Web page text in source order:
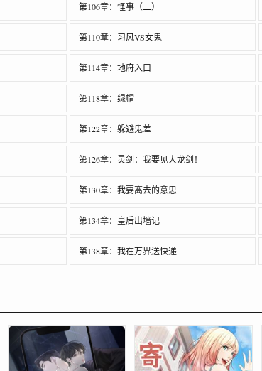
第106章：怪事（二）
第110章：习风VS女鬼
第114章：地府入口
第118章：绿帽
第122章：躲避鬼差
第126章：灵剑：我要见大龙剑！
第130章：我要离去的意思
第134章：皇后出墙记
第138章：我在万界送快递